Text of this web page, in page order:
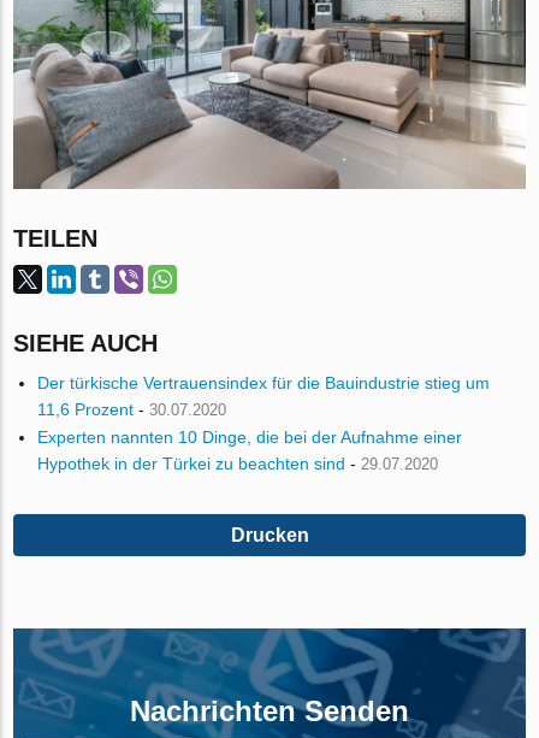
TEILEN
SIEHE AUCH
Der türkische Vertrauensindex für die Bauindustrie stieg um
11,6 Prozent -30.07.2020
Experten nannten 10 Dinge, die bei der Aufnahme einer
Hypothek in der Türkei zu beachten sind - 29.07.2020
Drucken
Nachrichten Senden